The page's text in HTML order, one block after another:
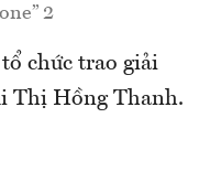
2
chức trao giải
Thị Hồng Thanh.